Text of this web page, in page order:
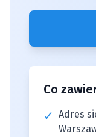
Co
✓ Adres